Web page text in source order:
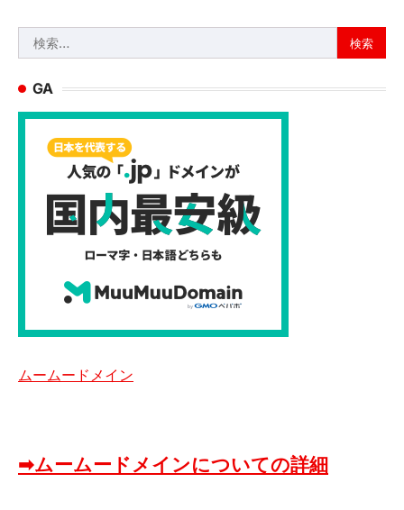
索:
GA
ムームードメイン
➡ムームードメインについての詳細